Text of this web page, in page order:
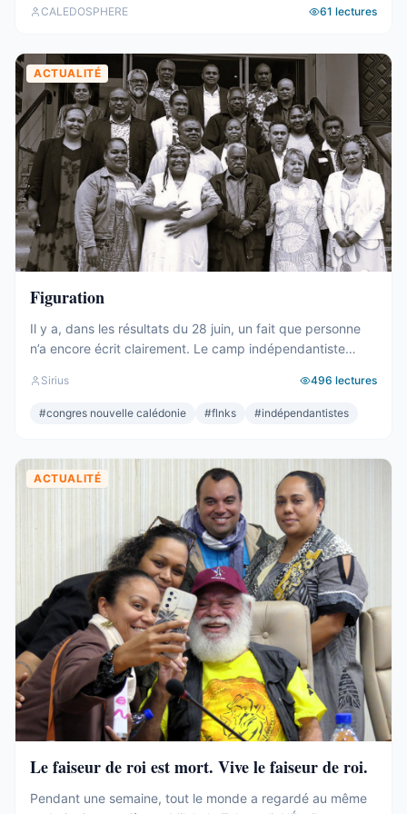
CALEDOSPHERE 61 lectures
ACTUALITÉ
Figuration
Il y a, dans les résultats du 28 juin, un fait que personne
n’a encore écrit clairement. Le camp indépendantiste
respectable – le deuxième bloc de l’hémicycle, plus
important que l’Éveil Océanien, plus important que l’UNI.
Sirius 496 lectures
#congres nouvelle calédonie #flnks #indépendantistes
ACTUALITÉ
Le faiseur de roi est mort. Vive le faiseur de roi.
Pendant une semaine, tout le monde a regardé au même